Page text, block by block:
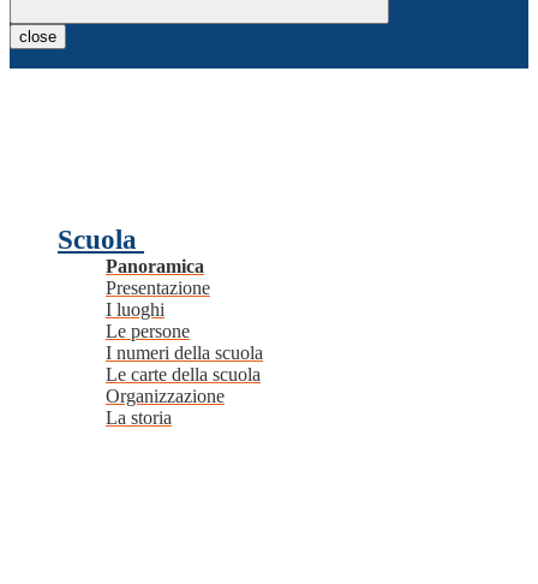
close
Scuola
Panoramica
Presentazione
I luoghi
Le persone
I numeri della scuola
Le carte della scuola
Organizzazione
La storia